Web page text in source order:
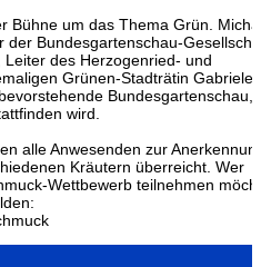
Bühne um das Thema Grün.
der Bundesgartenschau-
des Herzogenried- und
Grünen-Stadträtin Gabriele
Bundesgartenschau,
wird.
alle Anwesenden zur
Kräutern überreicht. Wer
Wettbewerb teilnehmen